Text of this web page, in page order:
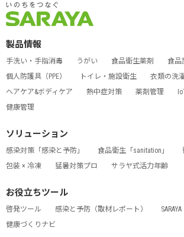
製品情報
手洗い・手指消毒 うがい 食品衛生薬剤
食品
個人防護具（PPE）
トイレ・施設衛生
衣類の洗
ヘアケア&ボディケア
熱中症対策 薬剤管理
健康管理
ソリューション
感染対策「感染と予防」 食品衛生「sanitation」
包装 × 冷凍
猛暑対策プロ サラヤ式活力年齢
お役立ちツール
啓発ツール 感染と予防（取材レポート）
健康づくりナビ